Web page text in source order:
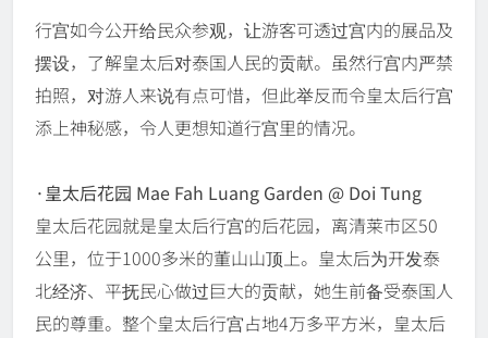
行宫如今公开给民众参观，让游客可透过宫内的展品及
摆设，了解皇太后对泰国人民的贡献。虽然行宫内严禁
拍照，对游人来说有点可惜，但此举反而令皇太后行宫
添上神秘感，令人更想知道行宫里的情况。
·皇太后花园 Mae Fah Luang Garden @ Doi Tung
皇太后花园就是皇太后行宫的后花园，离清莱市区50
公里，位于1000多米的董山山顶上。皇太后为开发泰
北经济、平抚民心做过巨大的贡献，她生前备受泰国人
民的尊重。整个皇太后行宫占地4万多平方米，皇太后